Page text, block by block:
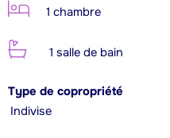
1 chambre
1 salle de bain
Type de copropriété
Indivise